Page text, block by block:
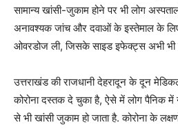
सामान्य खांसी-जुकाम होने पर भी लोग
अनावश्यक जांच और दवाओं के इस्तेमाल के लिए
ओवरडोज ली, जिसके साइड इफेक्ट्स अभी भी
उत्तराखंड की राजधानी देहरादून के दून
कोरोना दस्तक दे चुका है, ऐसे में लोग पैनिक
से भी खांसी जुकाम हो जाता है. कोरोना के